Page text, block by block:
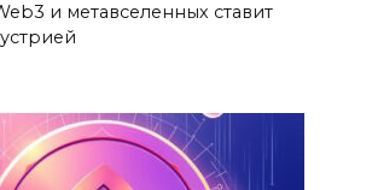
и метавселенных ставит